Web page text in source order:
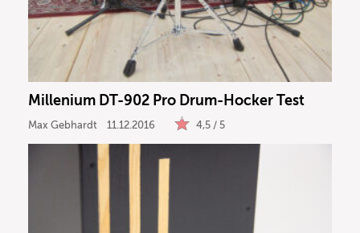
DJ
Keyboard
Millenium DT-902 Pro Drum-Hocker Test
Max Gebhardt 11.12.2016 4,5 / 5